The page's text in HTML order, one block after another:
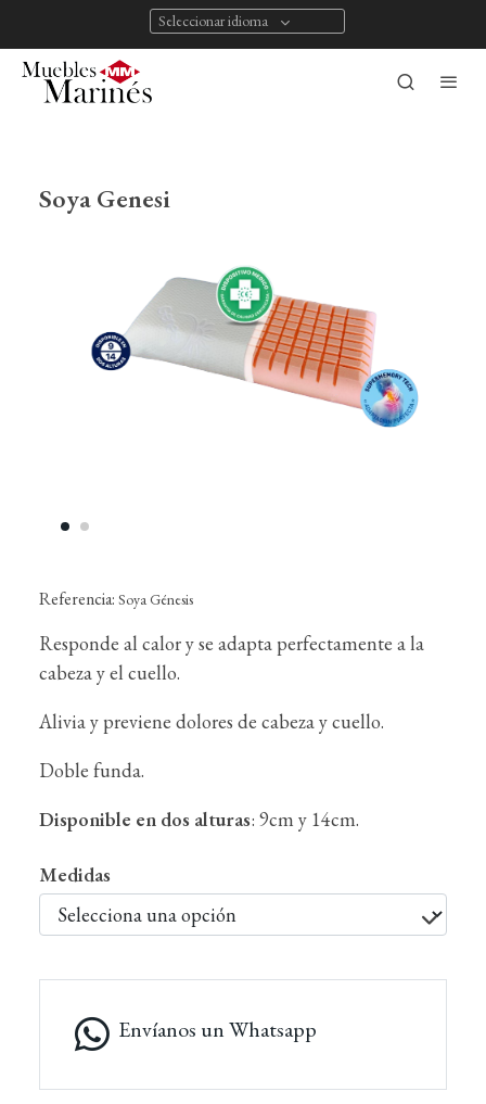
Seleccionar idioma
Soya Genesi
Referencia: Soya Génesis
Responde al calor y se adapta perfectamente a la
cabeza y el cuello.
Alivia y previene dolores de cabeza y cuello.
Doble funda.
Disponible en dos alturas: 9cm y 14cm.
Medidas
Envíanos un Whatsapp